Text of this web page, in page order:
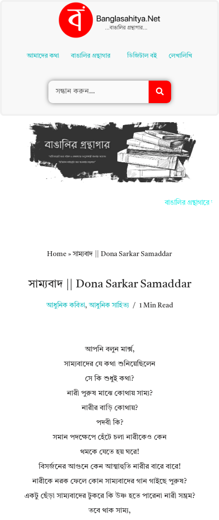
Contentআমাদের কথা বাঙালির গ্রন্থাগার ডিজিটাল বই লেখালিখি
বাঙালির গ্রন্থাগারে
Home »সাম্যবাদ || Dona Sarkar Samaddar
সাম্যবাদ || Dona Sarkar Samaddar
আধুনিক কবিতা, আধুনিক সাহিত্য 1 Min Read
আপনি বলুন মার্ক্স,
সাম্যবাদের যে কথা শুনিয়েছিলেন
সে কি শুধুই কথা?
নারী পুরুষ মাঝে কোথায় সাম্য?
নারীর বাড়ি কোথায়?
পদবী কি?
সমান পদক্ষেপে হেঁটে চলা নারীকেও কেন
থমকে যেতে হয় ঘরে!
বিসর্জনের আগুনে কেন আত্মাহুতি নারীর বারে বারে!
নারীকে নরক ফেলে কোন সাম্যবাদের গান গাইছে পুরুষ?
একটু ছেঁড়া সাম্যবাদের টুকরে কি উষ্ণ হতে পারেনা নারী সম্ভ্রম?
তবে থাক সাম্য,